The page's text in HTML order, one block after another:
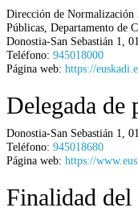
Dirección de Normalización
Públicas, Departamento de
Donostia-San Sebastián 1
Teléfono: 945018000
Página web: https://
Delegada de
Donostia-San Sebastián 1
Teléfono: 945018680
Página web: https://
Finalidad del